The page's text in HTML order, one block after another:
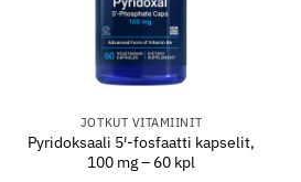
JOTKUT VITAMIINIT
Pyridoksaali 5′-fosfaatti kapselit,
100 mg – 60 kpl